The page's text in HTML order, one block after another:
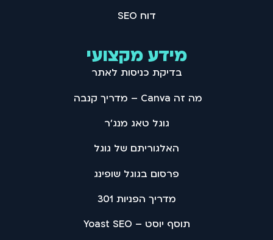
דוח SEO
מידע מקצועי
בדיקת כניסות לאתר
מה זה Canva – מדריך קנבה
גוגל טאג מנג'ר
האלגוריתם של גוגל
פרסום בגוגל שופינג
מדריך הפניות 301
תוסף יוסט – Yoast SEO